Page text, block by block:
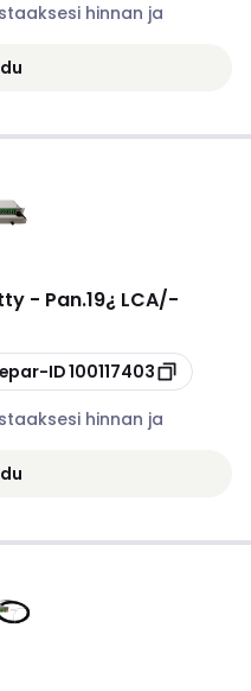
hinnan ja
- Pan.19¿ LCA/-
ID100117403
hinnan ja